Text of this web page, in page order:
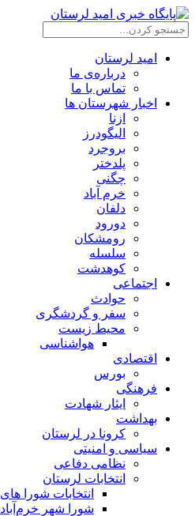
امید لرستان
درباره‌ی ما
تماس با ما
اخبار شهرستان ها
ازنا
الیگودرز
بروجرد
پلدختر
چگنی
خرم آباد
دلفان
دورود
رومشکان
سلسله
کوهدشت
اجتماعی
حوادث
سفر و گردشگری
محیط زیست
هواشناسی
اقتصادی
بورس
فرهنگی
ایثار شهادت
بهداشت
کرونا در لرستان
سیاسی و امنیتی
نظامی دفاعی
انتخابات لرستان
انتخابات شورا
شورا شهر خرم‌آباد